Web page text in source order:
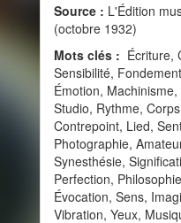
Source : L'Édition
(octobre 1932)
Mots clés : Écriture,
Sensibilité,
Émotion,
Studio, Rythme,
Contrepoint, Lied,
Photographie,
Synesthésie,
Perfection,
Évocation, Sens,
Vibration, Yeux,